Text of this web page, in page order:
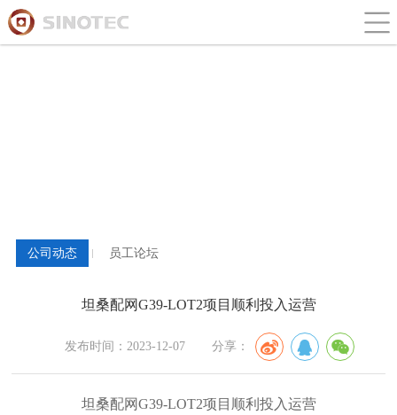
公司动态 员工论坛
坦桑配网G39-LOT2项目顺利投入运营
发布时间：2023-12-07 分享：
坦桑配网G39-LOT2项目顺利投入运营